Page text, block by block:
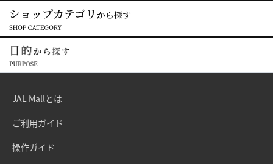
JAL Mallとは
ご利用ガイド
操作ガイド